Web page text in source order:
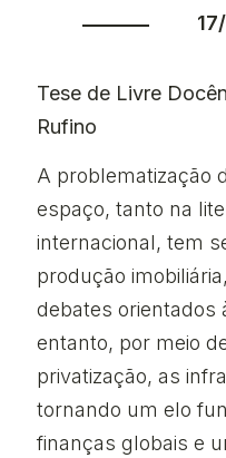
Tese de Livre
Rufino
A problematização
espaço, tanto na
internacional, tem
produção
debates orientados
entanto, por meio
privatização, as
tornando um elo
finanças globais e